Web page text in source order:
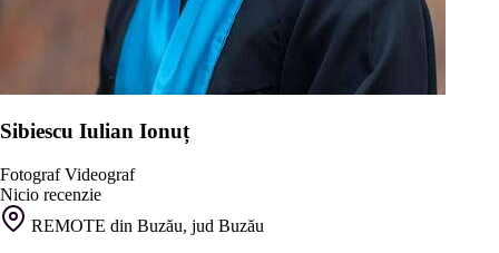
Sibiescu Iulian Ionuț
FotografVideograf
Nicio recenzie
REMOTE din Buzău, jud Buzău